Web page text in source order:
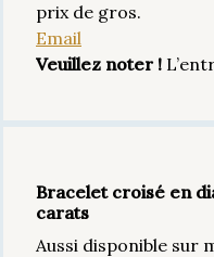
prix de gros.
Email
Veuillez noter !
Bracelet croisé en
carats
Aussi disponible sur